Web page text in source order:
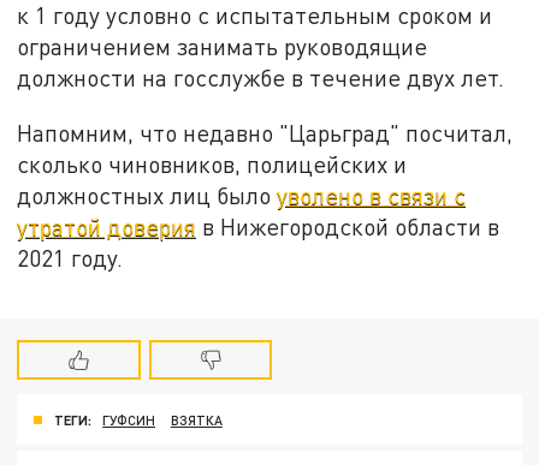
к 1 году условно с испытательным сроком и
ограничением занимать руководящие
должности на госслужбе в течение двух лет.
Напомним, что недавно "Царьград" посчитал,
сколько чиновников, полицейских и
должностных лиц былоуволено в связи с
утратой доверия в Нижегородской области в
2021 году.
ТЕГИ: ГУФСИН ВЗЯТКА